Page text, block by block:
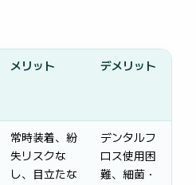
メリット デメリット
常時装着、紛
失リスクな
し、目立たな
デンタルフ
ロス使用困
難、細菌・